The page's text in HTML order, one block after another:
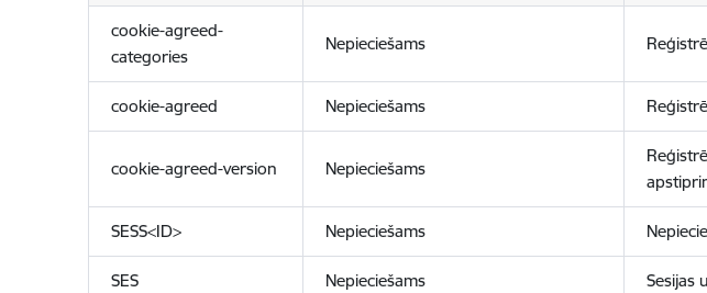
cookie-agreed-
categories
Nepieciešams
cookie-agreed Nepieciešams
cookie-agreed-version Nepieciešams
SESS<ID> Nepieciešams
SES Nepieciešams Sesijas